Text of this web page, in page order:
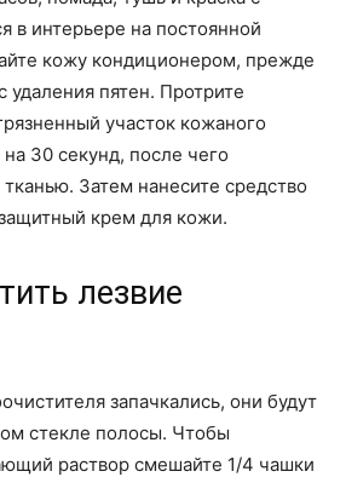
в интерьере на постоянной
кожу кондиционером, прежде
удаления пятен. Протрите
участок кожаного
30 секунд, после чего
Затем нанесите средство
крем для кожи.
лезвие
запачкались, они будут
стекле полосы. Чтобы
раствор смешайте 1/4 чашки